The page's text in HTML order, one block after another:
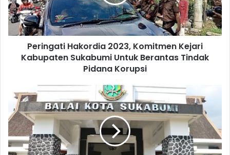
Peringati Hakordia 2023, Komitmen Kejari
Kabupaten Sukabumi Untuk Berantas Tindak
Pidana Korupsi